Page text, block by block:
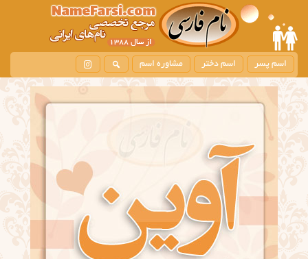
m
i
c
n
t
اسم پسر اسم دختر مشاوره اسم